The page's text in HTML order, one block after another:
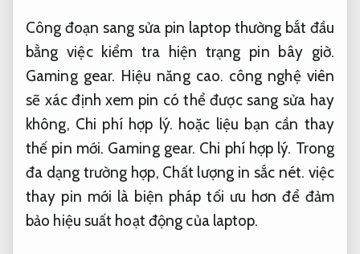
Công đoạn sang sửa pin laptop thường bắt đầu
bằng việc kiểm tra hiện trạng pin bây giờ.
Gaming gear. Hiệu năng cao. công nghệ viên
sẽ xác định xem pin có thể được sang sửa hay
không, Chi phí hợp lý. hoặc liệu bạn cần thay
thế pin mới. Gaming gear. Chi phí hợp lý. Trong
đa dạng trường hợp, Chất lượng in sắc nét. việc
thay pin mới là biện pháp tối ưu hơn để đảm
bảo hiệu suất hoạt động của laptop.